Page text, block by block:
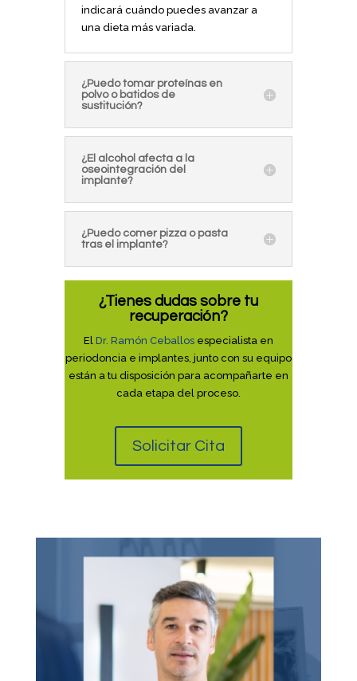
indicará cuándo puedes avanzar a
una dieta más variada.
¿Puedo tomar proteínas en
polvo o batidos de
sustitución?
¿El alcohol afecta a la
oseointegración del
implante?
¿Puedo comer pizza o pasta
tras el implante?
¿Tienes dudas sobre tu
recuperación?
El Dr. Ramón Ceballosespecialista en
periodoncia e implantes, junto con su equipo
están a tu disposición para acompañarte en
cada etapa del proceso.
Solicitar Cita